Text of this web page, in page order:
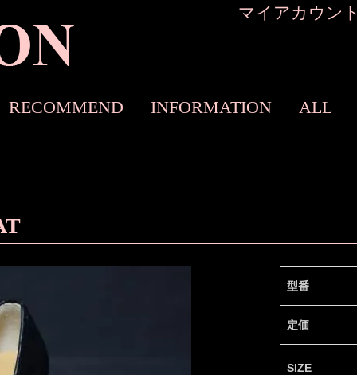
マイアカウント
RECOMMEND INFORMATION ALL
型番
定価
SIZE